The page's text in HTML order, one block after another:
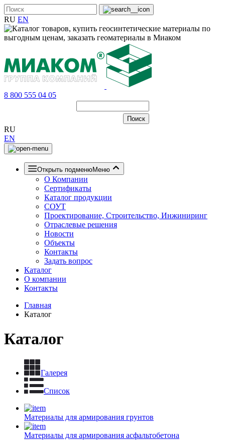
RU EN
8 800 555 04 05
RU
EN
Открыть подменюМеню
О Компании
Сертификаты
Каталог продукции
СОУТ
Проектирование, Строительство, Инжиниринг
Отраслевые решения
Новости
Объекты
Контакты
Задать вопрос
Каталог
О компании
Контакты
Главная
Каталог
Каталог
Галерея
Список
Материалы для армирования грунтов
Материалы для армирования асфальтобетона